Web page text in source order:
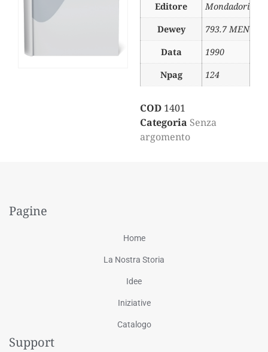
Editore
Mondadori
Dewey
793.7 MEN
Data
1990
Npag
124
COD 1401
Categoria Senza
argomento
Pagine
Home
La Nostra Storia
Idee
Iniziative
Catalogo
Support